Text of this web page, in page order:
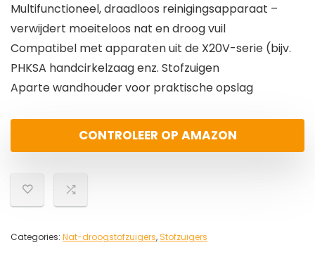
Multifunctioneel, draadloos reinigingsapparaat –
verwijdert moeiteloos nat en droog vuil
Compatibel met apparaten uit de X20V-serie (bijv.
PHKSA handcirkelzaag enz. Stofzuigen
Aparte wandhouder voor praktische opslag
CONTROLEER OP AMAZON
Categories: Nat-droogstofzuigers, Stofzuigers